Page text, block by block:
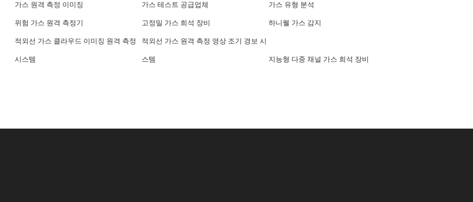
가스 원격 측정 이미징 가스 테스트 공급업체 가스 유형 분석
위험 가스 원격 측정기 고정밀 가스 희석 장비 하니웰 가스 감지
적외선 가스 클라우드 이미징 원격 측정
시스템
적외선 가스 원격 측정 영상 조기 경보 시
스템 지능형 다중 채널 가스 희석 장비